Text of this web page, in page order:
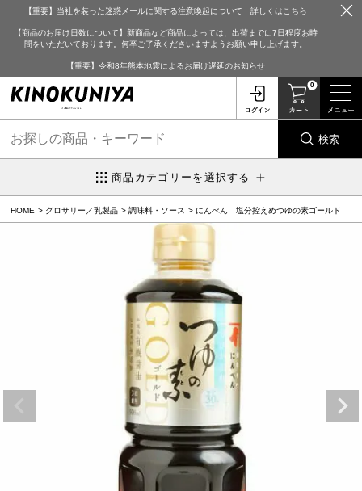
【重要】当社を装った迷惑メールに関する注意喚起について 詳しくはこちら
【商品のお届け日数について】新商品など商品によっては、出荷までに7日程度お時
間をいただいております。何卒ご了承くださいますようお願い申し上げます。
【重要】令和8年熊本地震によるお届け遅延のお知らせ
0
検索
商品カテゴリーを選択する
HOME グロサリー／乳製品 調味料・ソース にんべん 塩分控えめつゆの素ゴールド